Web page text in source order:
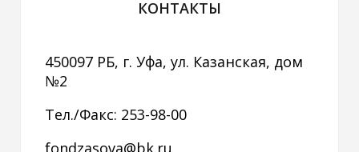
КОНТАКТЫ
450097 РБ, г. Уфа, ул. Казанская, дом
№2
Тел./Факс: 253-98-00
fondzasova@bk.ru